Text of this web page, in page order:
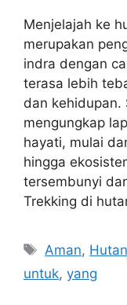
Menjelajah ke
merupakan
indra dengan
terasa lebih
dan kehidupan.
mengungkap
hayati, mulai
hingga
tersembunyi
Trekking di
Tags
Aman, Hutan
untuk, yang